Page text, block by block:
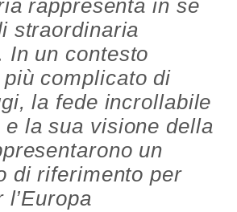
rappresenta in sé
straordinaria
In un contesto
complicato di
la fede incrollabile
e la sua visione della
un
di riferimento per
l’Europa